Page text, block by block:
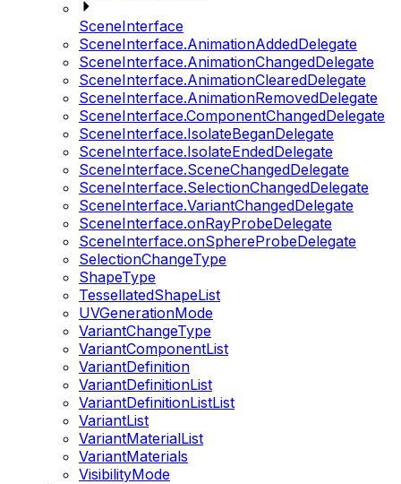
SceneInterface
SceneInterface.AnimationAddedDelegate
SceneInterface.AnimationChangedDelegate
SceneInterface.AnimationClearedDelegate
SceneInterface.AnimationRemovedDelegate
SceneInterface.ComponentChangedDelegate
SceneInterface.IsolateBeganDelegate
SceneInterface.IsolateEndedDelegate
SceneInterface.SceneChangedDelegate
SceneInterface.SelectionChangedDelegate
SceneInterface.VariantChangedDelegate
SceneInterface.onRayProbeDelegate
SceneInterface.onSphereProbeDelegate
SelectionChangeType
ShapeType
TessellatedShapeList
UVGenerationMode
VariantChangeType
VariantComponentList
VariantDefinition
VariantDefinitionList
VariantDefinitionListList
VariantList
VariantMaterialList
VariantMaterials
VisibilityMode